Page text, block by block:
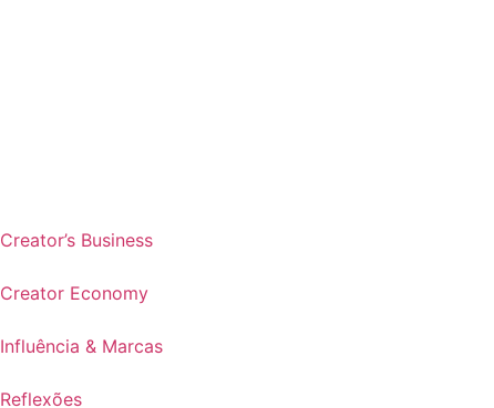
Creator’s Business
Creator Economy
Influência & Marcas
Reflexões